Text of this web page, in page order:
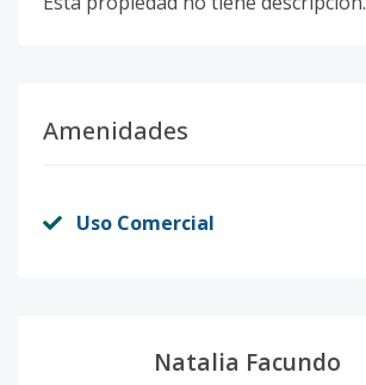
Amenidades
Uso Comercial
Natalia Facundo